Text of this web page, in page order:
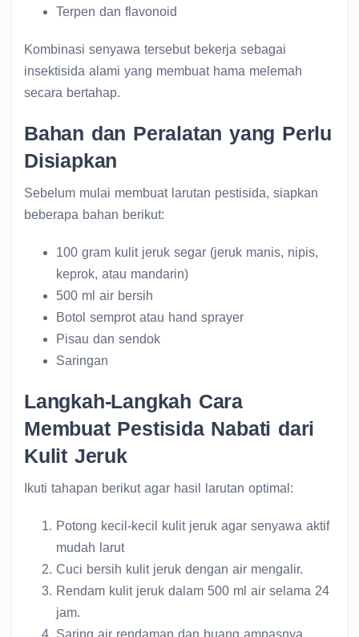
Terpen dan flavonoid
Kombinasi senyawa tersebut bekerja sebagai
insektisida alami yang membuat hama melemah
secara bertahap.
Bahan dan Peralatan yang Perlu
Disiapkan
Sebelum mulai membuat larutan pestisida, siapkan
beberapa bahan berikut:
100 gram kulit jeruk segar (jeruk manis, nipis,
keprok, atau mandarin)
500 ml air bersih
Botol semprot atau hand sprayer
Pisau dan sendok
Saringan
Langkah-Langkah Cara
Membuat Pestisida Nabati dari
Kulit Jeruk
Ikuti tahapan berikut agar hasil larutan optimal:
Potong kecil-kecil kulit jeruk agar senyawa aktif
mudah larut
Cuci bersih kulit jeruk dengan air mengalir.
Rendam kulit jeruk dalam 500 ml air selama 24
jam.
Saring air rendaman dan buang ampasnya.